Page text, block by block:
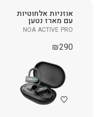
אוזניות אלחוטיות
עם מארז נטען
NOA ACTIVE PRO
₪290